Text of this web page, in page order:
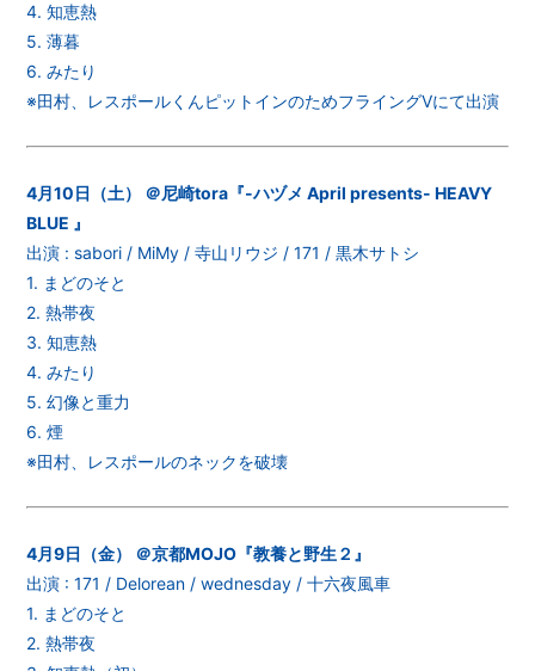
4. 知恵熱
5. 薄暮
6. みたり
※田村、レスポールくんピットインのためフライングVにて出演
4月10日（土） ＠尼崎tora『-ハヅメ April presents- HEAVY
BLUE 』
出演 : sabori / MiMy / 寺山リウジ / 171 / 黒木サトシ
1. まどのそと
2. 熱帯夜
3. 知恵熱
4. みたり
5. 幻像と重力
6. 煙
※田村、レスポールのネックを破壊
4月9日（金） ＠京都MOJO『教養と野生２』
出演 : 171 / Delorean / wednesday / 十六夜風車
1. まどのそと
2. 熱帯夜